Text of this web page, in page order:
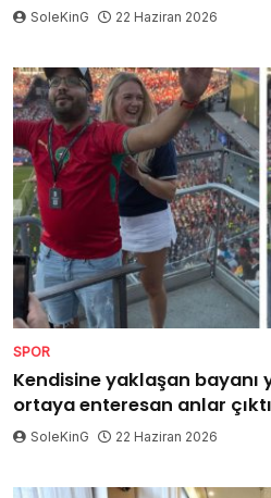
SoleKinG 22 Haziran 2026
SPOR
Kendisine yaklaşan bayanı
ortaya enteresan anlar çıktı
SoleKinG 22 Haziran 2026